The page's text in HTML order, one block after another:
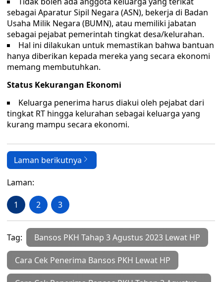
sebagai Aparatur Sipil Negara (ASN), bekerja di Badan
Usaha Milik Negara (BUMN), atau memiliki jabatan
sebagai pejabat pemerintah tingkat desa/kelurahan.
Hal ini dilakukan untuk memastikan bahwa bantuan
hanya diberikan kepada mereka yang secara ekonomi
memang membutuhkan.
Status Kekurangan Ekonomi
Keluarga penerima harus diakui oleh pejabat dari
tingkat RT hingga kelurahan sebagai keluarga yang
kurang mampu secara ekonomi.
Laman berikutnya
Laman:
1 2 3
Tag: Bansos PKH Tahap 3 Agustus 2023 Lewat HP
Cara Cek Penerima Bansos PKH Lewat HP